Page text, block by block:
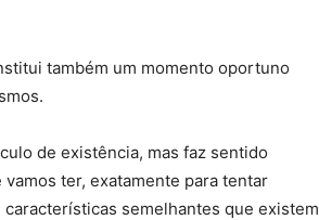
também um momento oportuno
de existência, mas faz sentido
ter, exatamente para tentar
semelhantes que existem